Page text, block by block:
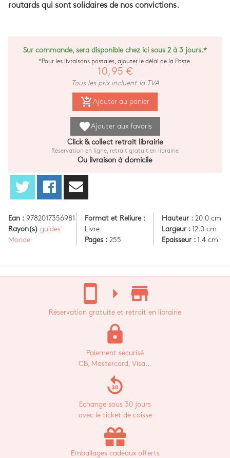
routards qui sont solidaires de nos convictions.
Sur commande, sera disponible chez ici sous 2 à 3 jours.*
*Pour les livraisons postales, ajouter le délai de la Poste.
10,95 €
Tous les prix incluent la TVA
add_shopping_cart Ajouter au panier
favoriteAjouter aux favoris
Click & collect retrait librairie
Réservation en ligne, retrait gratuit en librairie
Ou livraison à domicile
Ean : 9782017356981
Rayon(s) guides
Monde
Format et Reliure :
Livre
Pages : 255
Hauteur :20.0 cm
Largeur :12.0 cm
Epaisseur :1.4 cm
stay_current_portrait arrow_right store_mall_directory
Réservation gratuite et retrait en librairie
lock
Paiement sécurisé
CB, Mastercard, Visa...
replay_30
Echange sous 30 jours
avec le ticket de caisse
Emballages cadeaux offerts